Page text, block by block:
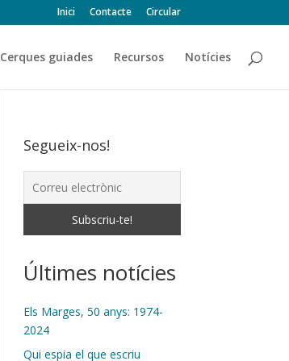
Inici Contacte Circular
Cerques guiades Recursos Notícies
Segueix-nos!
Últimes notícies
Els Marges, 50 anys: 1974-
2024
Qui espia el que escriu